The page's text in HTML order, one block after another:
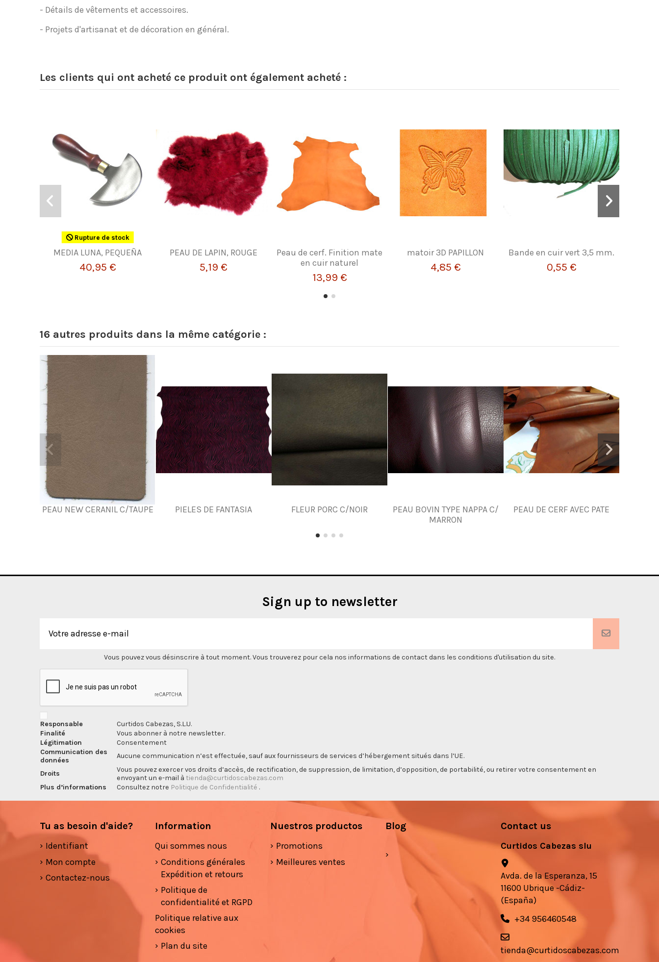
- Détails de vêtements et accessoires.
- Projets d'artisanat et de décoration en général.
Les clients qui ont acheté ce produit ont également acheté :
Rupture de stock
MEDIA LUNA, PEQUEÑA
40,95 €
PEAU DE LAPIN, ROUGE
5,19 €
Peau de cerf. Finition mate
en cuir naturel
13,99 €
matoir 3D PAPILLON
4,85 €
Bande en cuir vert 3,5 mm.
0,55 €
16 autres produits dans la même catégorie :
PEAU NEW CERANIL C/TAUPE PIELES DE FANTASIA FLEUR PORC C/NOIR
PEAU BOVIN TYPE NAPPA C/
MARRON
PEAU DE CERF AVEC PATE
Sign up to newsletter
Vous pouvez vous désinscrire à tout moment. Vous trouverez pour cela nos informations de contact dans les conditions d'utilisation du site.
Responsable
Curtidos Cabezas, S.L.U.
Finalité
Vous abonner à notre newsletter.
Légitimation
Consentement
Communication des
données
Aucune communication n’est effectuée, sauf aux fournisseurs de services d’hébergement situés dans l’UE.
Droits
Vous pouvez exercer vos droits d’accès, de rectification, de suppression, de limitation, d’opposition, de portabilité, ou retirer votre consentement en
envoyant un e-mail à tienda@curtidoscabezas.com
Plus d’informations
Consultez notre Politique de Confidentialité .
Tu as besoin d'aide?
Identifiant
Mon compte
Contactez-nous
Information
Qui sommes nous
Conditions générales
Expédition et retours
Politique de
confidentialité et RGPD
Politique relative aux
cookies
Plan du site
Nuestros productos
Promotions
Meilleures ventes
Blog Contact us
Curtidos Cabezas slu
Avda. de la Esperanza, 15
11600 Ubrique -Cádiz-
(España)
+34 956460548
tienda@curtidoscabezas.com